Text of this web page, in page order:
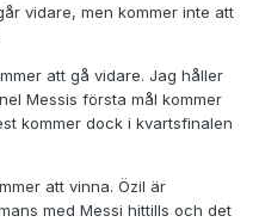
vidare, men kommer inte att
att gå vidare. Jag håller
Messis första mål kommer
kommer dock i kvartsfinalen
att vinna. Özil är
med Messi hittills och det